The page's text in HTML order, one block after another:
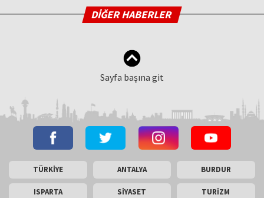
DİĞER HABERLER
Sayfa başına git
TÜRKİYE ANTALYA BURDUR
ISPARTA SİYASET TURİZM